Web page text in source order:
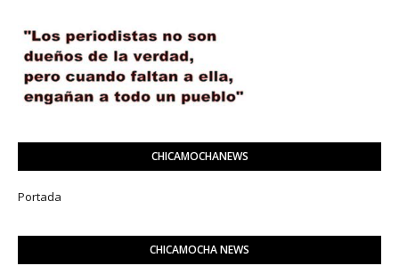
CHICAMOCHANEWS
Portada
CHICAMOCHA NEWS